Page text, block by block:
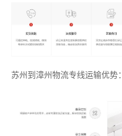
苏州到漳州物流专线运输优势：